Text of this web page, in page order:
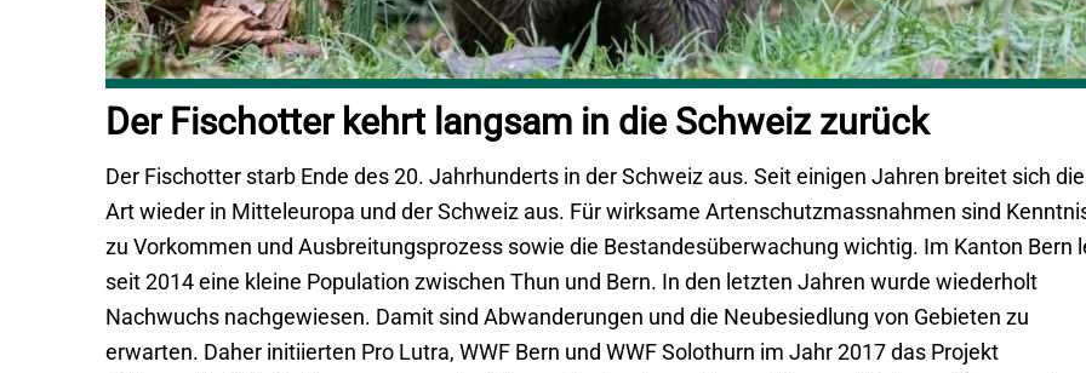
Der Fischotter kehrt langsam in die Schweiz zurück
Der Fischotter starb Ende des 20. Jahrhunderts in der Schweiz aus. Seit einigen Jahren breitet sich die
Art wieder in Mitteleuropa und der Schweiz aus. Für wirksame Artenschutzmassnahmen sind
zu Vorkommen und Ausbreitungsprozess sowie die Bestandesüberwachung wichtig. Im Kanton Bern
seit 2014 eine kleine Population zwischen Thun und Bern. In den letzten Jahren wurde wiederholt
Nachwuchs nachgewiesen. Damit sind Abwanderungen und die Neubesiedlung von Gebieten zu
erwarten. Daher initiierten Pro Lutra, WWF Bern und WWF Solothurn im Jahr 2017 das Projekt